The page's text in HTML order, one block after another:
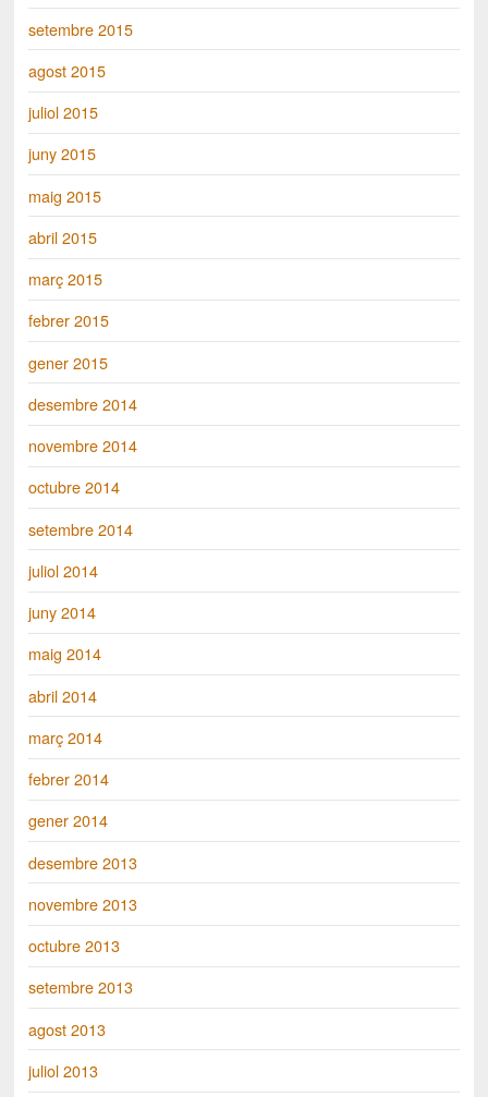
setembre 2015
agost 2015
juliol 2015
juny 2015
maig 2015
abril 2015
març 2015
febrer 2015
gener 2015
desembre 2014
novembre 2014
octubre 2014
setembre 2014
juliol 2014
juny 2014
maig 2014
abril 2014
març 2014
febrer 2014
gener 2014
desembre 2013
novembre 2013
octubre 2013
setembre 2013
agost 2013
juliol 2013